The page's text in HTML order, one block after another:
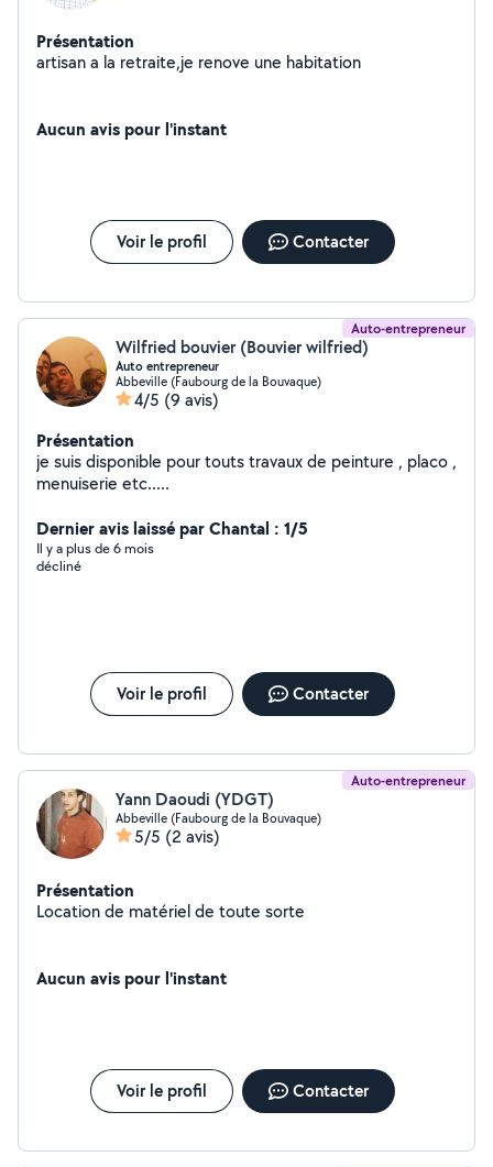
Présentation
artisan a la retraite,je renove une habitation
Aucun avis pour l'instant
Voir le profil Contacter
Auto-entrepreneur
Wilfried bouvier (Bouvier wilfried)
Auto entrepreneur
Abbeville (Faubourg de la Bouvaque)
4/5 (9 avis)
Présentation
je suis disponible pour touts travaux de peinture , placo ,
menuiserie etc.....
Dernier avis laissé par Chantal : 1/5
Il y a plus de 6 mois
décliné
Voir le profil Contacter
Auto-entrepreneur
Yann Daoudi (YDGT)
Abbeville (Faubourg de la Bouvaque)
5/5 (2 avis)
Présentation
Location de matériel de toute sorte
Aucun avis pour l'instant
Voir le profil Contacter